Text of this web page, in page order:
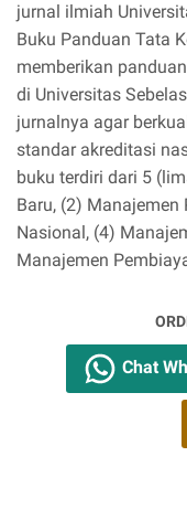
jurnal ilmiah
Buku Panduan Tata
memberikan
di Universitas
jurnalnya agar
standar akreditasi
buku terdiri dari 5
Baru, (2) Manajemen
Nasional, (4)
Manajemen
Chat